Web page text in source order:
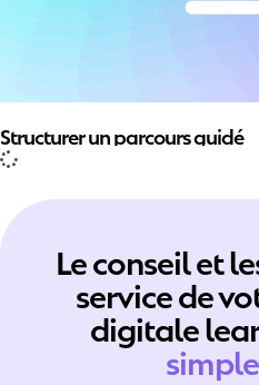
Structurer un parcours guidé
Le conseil et
service de
digitale